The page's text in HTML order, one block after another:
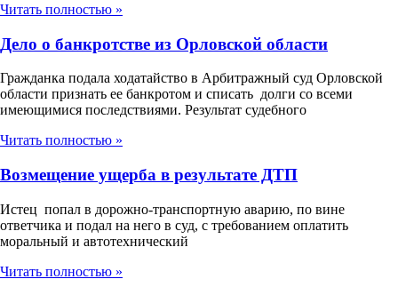
Читать полностью »
Дело о банкротстве из Орловской области
Гражданка подала ходатайство в Арбитражный суд Орловской
области признать ее банкротом и списать долги со всеми
имеющимися последствиями. Результат судебного
Читать полностью »
Возмещение ущерба в результате ДТП
Истец попал в дорожно-транспортную аварию, по вине
ответчика и подал на него в суд, с требованием оплатить
моральный и автотехнический
Читать полностью »